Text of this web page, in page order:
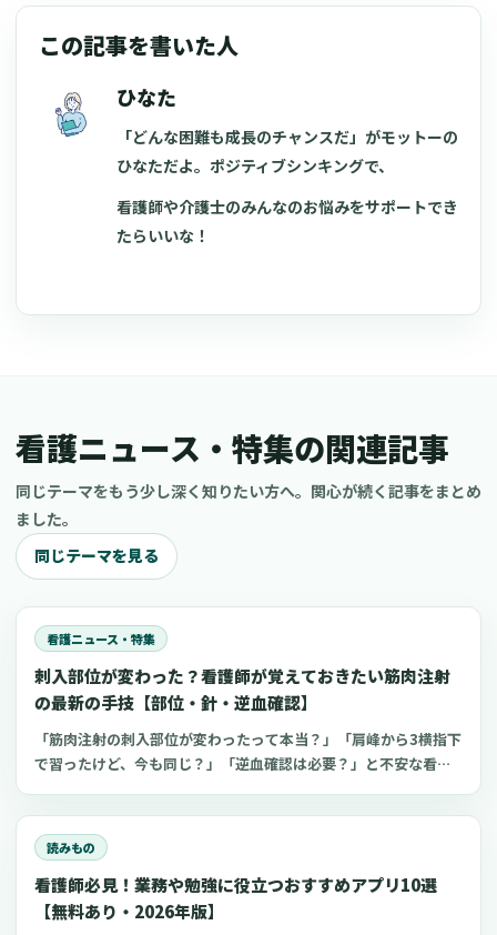
この記事を書いた人
ひなた
「どんな困難も成長のチャンスだ」がモットーの
ひなただよ。ポジティブシンキングで、
看護師や介護士のみんなのお悩みをサポートでき
たらいいな！
看護ニュース・特集の関連記事
同じテーマをもう少し深く知りたい方へ。関心が続く記事をまとめ
ました。
同じテーマを見る
看護ニュース・特集
刺入部位が変わった？看護師が覚えておきたい筋肉注射
の最新の手技【部位・針・逆血確認】
「筋肉注射の刺入部位が変わったって本当？」「肩峰から3横指下
で習ったけど、今も同じ？」「逆血確認は必要？」と不安な看護
び方、針のゲージと長さ、皮下注射との違い、神経損傷やSIRVA
を避けるポイント、ワクチン接種時の手順までわかりやすく解説
します。
読みもの
看護師必見！業務や勉強に役立つおすすめアプリ10選
【無料あり・2026年版】